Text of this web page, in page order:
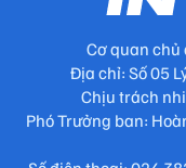
Cơ quan chủ
Địa chỉ: Số 05
Chịu trách